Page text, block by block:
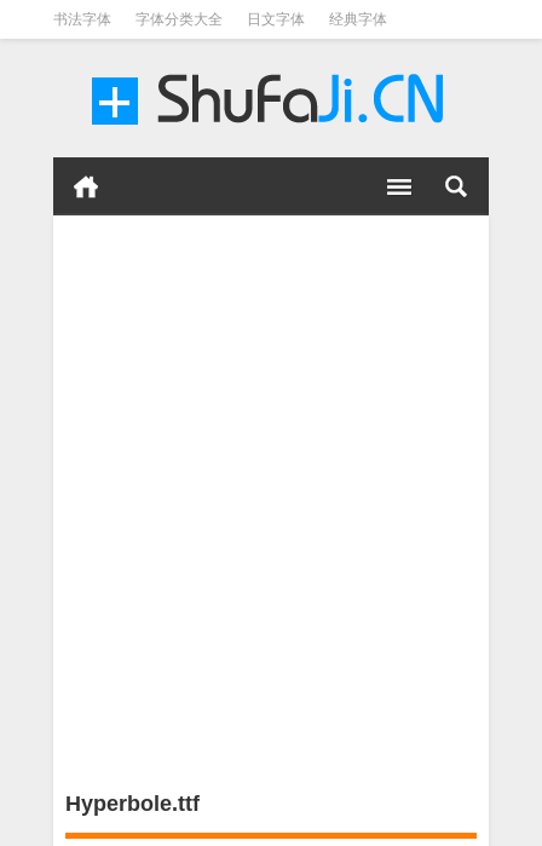
书法字体 字体分类大全 日文字体 经典字体
Hyperbole.ttf